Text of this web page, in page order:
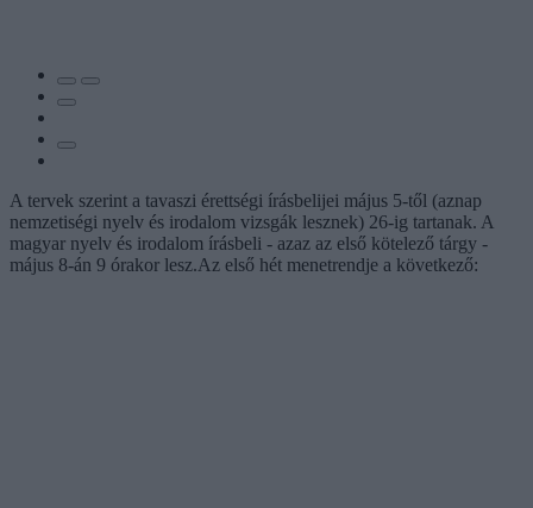
A tervek szerint a tavaszi érettségi írásbelijei május 5-től (aznap
nemzetiségi nyelv és irodalom vizsgák lesznek) 26-ig tartanak. A
magyar nyelv és irodalom írásbeli - azaz az első kötelező tárgy -
május 8-án 9 órakor lesz.Az első hét menetrendje a következő: